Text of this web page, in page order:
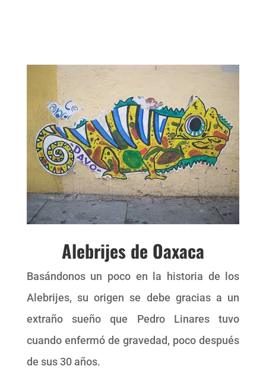
Alebrijes de Oaxaca
Basándonos un poco en la historia de los
Alebrijes, su origen se debe gracias a un
extraño sueño que Pedro Linares tuvo
cuando enfermó de gravedad, poco después
de sus 30 años.